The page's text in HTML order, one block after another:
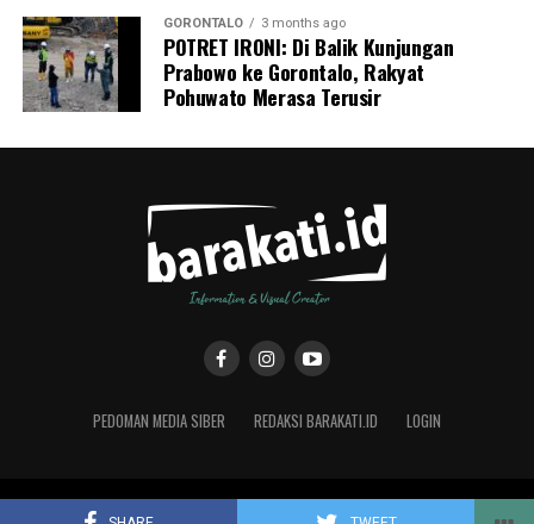
GORONTALO 3 months ago
POTRET IRONI: Di Balik Kunjungan
Prabowo ke Gorontalo, Rakyat
Pohuwato Merasa Terusir
PEDOMAN MEDIA SIBER REDAKSI BARAKATI.ID LOGIN
Copyright © 2019 Barakati.ID supported by CMS Studio Design